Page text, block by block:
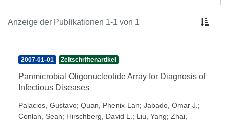
Anzeige der Publikationen 1-1 von 1
2007-01-01 Zeitschriftenartikel
Panmicrobial Oligonucleotide Array for Diagnosis of
Infectious Diseases
Palacios, Gustavo; Quan, Phenix-Lan; Jabado, Omar J. ;
Conlan, Sean; Hirschberg, David L. ; Liu, Yang; Zhai,